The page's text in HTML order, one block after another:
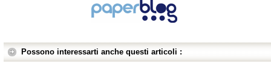
Possono interessarti anche questi articoli :